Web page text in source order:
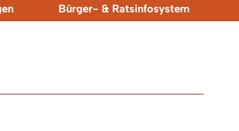
Bürger- & Ratsinfosystem